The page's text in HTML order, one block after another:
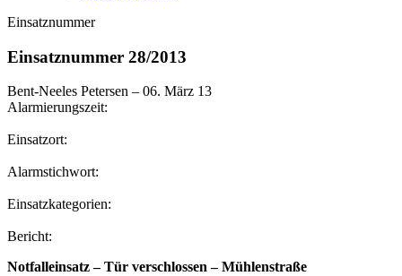
Einsatznummer
Einsatznummer 28/2013
Bent-Neeles Petersen – 06. März 13
Alarmierungszeit:
Einsatzort:
Alarmstichwort:
Einsatzkategorien:
Bericht:
Notfalleinsatz – Tür verschlossen – Mühlenstraße